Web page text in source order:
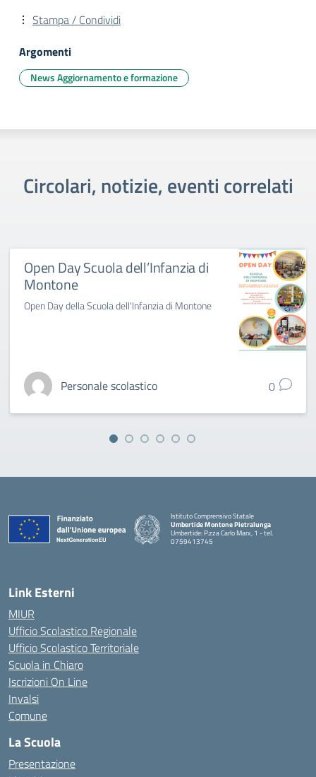
Stampa / Condividi
Argomenti
News Aggiornamento e formazione
Circolari, notizie, eventi correlati
Open Day Scuola dell’Infanzia di
Montone
Open Day della Scuola dell'Infanzia di Montone
Personale scolastico 0
Istituto Comprensivo Statale
Umbertide Montone Pietralunga
Umbertide: P.zza Carlo Marx, 1 - tel.
0759413745
Link Esterni
MIUR
Ufficio Scolastico Regionale
Ufficio Scolastico Territoriale
Scuola in Chiaro
Iscrizioni On Line
Invalsi
Comune
La Scuola
Presentazione